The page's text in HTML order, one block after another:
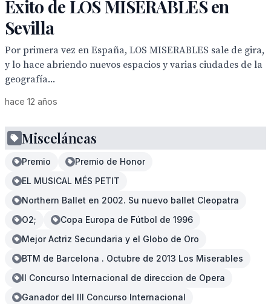
Exito de LOS MISERABLES en
Sevilla
Por primera vez en España, LOS MISERABLES sale de gira,
y lo hace abriendo nuevos espacios y varias ciudades de la
geografía...
hace 12 años
Misceláneas
Premio
Premio de Honor
EL MUSICAL MÉS PETIT
Northern Ballet en 2002. Su nuevo ballet Cleopatra
O2;
Copa Europa de Fútbol de 1996
Mejor Actriz Secundaria y el Globo de Oro
BTM de Barcelona . Octubre de 2013 Los Miserables
II Concurso Internacional de direccion de Opera
Ganador del III Concurso Internacional